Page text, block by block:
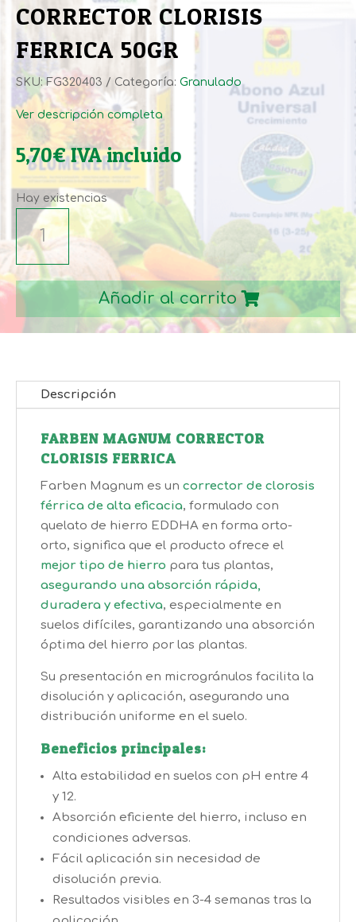
CORRECTOR CLORISIS
FERRICA 50GR
SKU: FG320403 Categoría: Granulado
Ver descripción completa
5,70€IVA incluido
Hay existencias
FARBEN
MAGNUM
CORRECTOR
CLORISIS
FERRICA
50GR
cantidad
Añadir al carrito
Descripción
FARBEN MAGNUM CORRECTOR
CLORISIS FERRICA
Farben Magnum es un corrector de clorosis
férrica de alta eficacia, formulado con
quelato de hierro EDDHA en forma orto-
orto, significa que el producto ofrece el
mejor tipo de hierro para tus plantas,
asegurando una absorción rápida,
duradera y efectiva, especialmente en
suelos difíciles, garantizando una absorción
óptima del hierro por las plantas.
Su presentación en microgránulos facilita la
disolución y aplicación, asegurando una
distribución uniforme en el suelo.
Beneficios principales:
Alta estabilidad en suelos con pH entre 4
y 12.
Absorción eficiente del hierro, incluso en
condiciones adversas.
Fácil aplicación sin necesidad de
disolución previa.
Resultados visibles en 3-4 semanas tras la